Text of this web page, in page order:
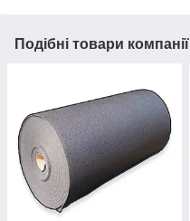
Подібні товари компанії